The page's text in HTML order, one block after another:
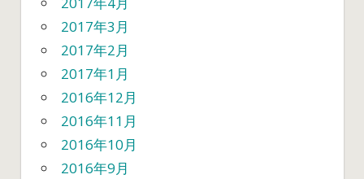
2017年3月
2017年2月
2017年1月
2016年12月
2016年11月
2016年10月
2016年9月